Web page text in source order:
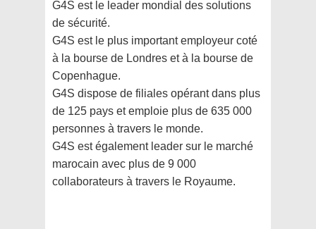
G4S est le leader mondial des solutions
de sécurité.
G4S est le plus important employeur coté
à la bourse de Londres et à la bourse de
Copenhague.
G4S dispose de filiales opérant dans plus
de 125 pays et emploie plus de 635 000
personnes à travers le monde.
G4S est également leader sur le marché
marocain avec plus de 9 000
collaborateurs à travers le Royaume.